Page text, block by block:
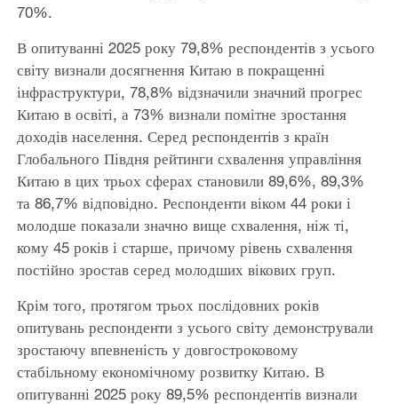
70%.
В опитуванні 2025 року 79,8% респондентів з усього
світу визнали досягнення Китаю в покращенні
інфраструктури, 78,8% відзначили значний прогрес
Китаю в освіті, а 73% визнали помітне зростання
доходів населення. Серед респондентів з країн
Глобального Півдня рейтинги схвалення управління
Китаю в цих трьох сферах становили 89,6%, 89,3%
та 86,7% відповідно. Респонденти віком 44 роки і
молодше показали значно вище схвалення, ніж ті,
кому 45 років і старше, причому рівень схвалення
постійно зростав серед молодших вікових груп.
Крім того, протягом трьох послідовних років
опитувань респонденти з усього світу демонстрували
зростаючу впевненість у довгостроковому
стабільному економічному розвитку Китаю. В
опитуванні 2025 року 89,5% респондентів визнали